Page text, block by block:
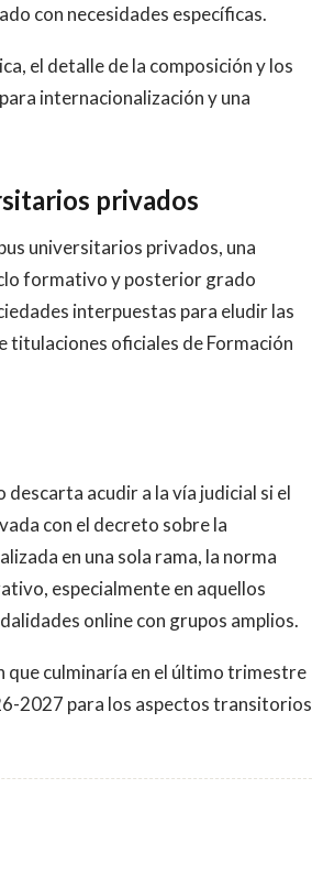
con necesidades específicas.
el detalle de la composición y los
internacionalización y una
privados
universitarios privados, una
formativo y posterior grado
interpuestas para eludir las
titulaciones oficiales de Formación
acudir a la vía judicial si el
con el decreto sobre la
en una sola rama, la norma
especialmente en aquellos
online con grupos amplios.
que culminaría en el último trimestre
2027 para los aspectos transitorios